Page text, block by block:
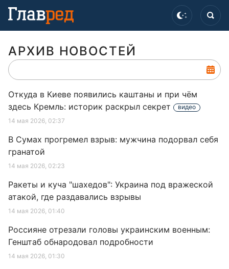
АРХИВ НОВОСТЕЙ
Откуда в Киеве появились каштаны и при чём
здесь Кремль: историк раскрыл секрет
видео
14 мая 2026, 02:37
В Сумах прогремел взрыв: мужчина подорвал себя
гранатой
14 мая 2026, 02:23
Ракеты и куча "шахедов": Украина под вражеской
атакой, где раздавались взрывы
14 мая 2026, 01:40
Россияне отрезали головы украинским военным:
Генштаб обнародовал подробности
14 мая 2026, 01:30